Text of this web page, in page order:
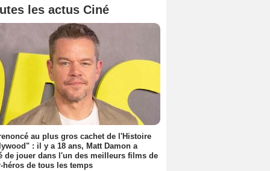
les actus Ciné
au plus gros cachet de l'Histoire
: il y a 18 ans, Matt Damon a
de jouer dans l'un des meilleurs films de
héros de tous les temps